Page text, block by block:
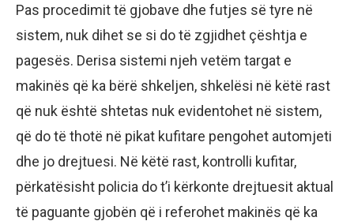
Pas procedimit të gjobave dhe futjes së tyre në
sistem, nuk dihet se si do të zgjidhet çështja e
pagesës. Derisa sistemi njeh vetëm targat e
makinës që ka bërë shkeljen, shkelësi në këtë rast
që nuk është shtetas nuk evidentohet në sistem,
që do të thotë në pikat kufitare pengohet automjeti
dhe jo drejtuesi. Në këtë rast, kontrolli kufitar,
përkatësisht policia do t’i kërkonte drejtuesit aktual
të paguante gjobën që i referohet makinës që ka